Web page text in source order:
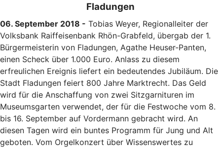
Fladungen
06. September 2018 - Tobias Weyer, Regionalleiter der
Volksbank Raiffeisenbank Rhön-Grabfeld, übergab der 1.
Bürgermeisterin von Fladungen, Agathe Heuser-Panten,
einen Scheck über 1.000 Euro. Anlass zu diesem
erfreulichen Ereignis liefert ein bedeutendes Jubiläum. Die
Stadt Fladungen feiert 800 Jahre Marktrecht. Das Geld
wird für die Anschaffung von zwei Sitzgarnituren im
Museumsgarten verwendet, der für die Festwoche vom 8.
bis 16. September auf Vordermann gebracht wird. An
diesen Tagen wird ein buntes Programm für Jung und Alt
geboten. Vom Orgelkonzert über Wissenswertes zu